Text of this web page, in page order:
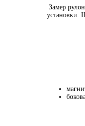
Замер
установки.